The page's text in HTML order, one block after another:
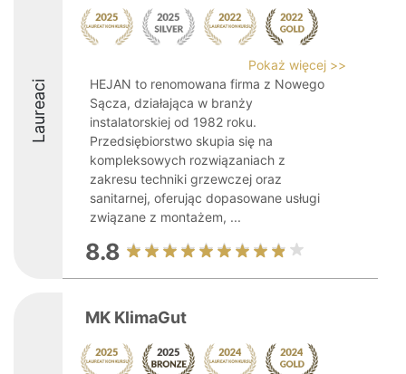
Laureaci
Pokaż więcej >>
HEJAN to renomowana firma z Nowego
Sącza, działająca w branży
instalatorskiej od 1982 roku.
Przedsiębiorstwo skupia się na
kompleksowych rozwiązaniach z
zakresu techniki grzewczej oraz
sanitarnej, oferując dopasowane usługi
związane z montażem, ...
8.8
MK KlimaGut